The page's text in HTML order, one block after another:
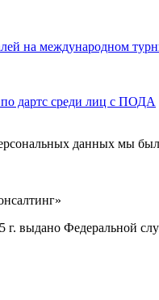
на международном
дартс среди лиц с ПОДА
данных мы
Федеральной